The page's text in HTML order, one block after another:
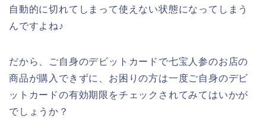
自動的に切れてしまって使えない状態になってしまう
んですよね♪
だから、ご自身のデビットカードで七宝人参のお店の
商品が購入できずに、お困りの方は一度ご自身のデビ
ットカードの有効期限をチェックされてみてはいかが
でしょうか？